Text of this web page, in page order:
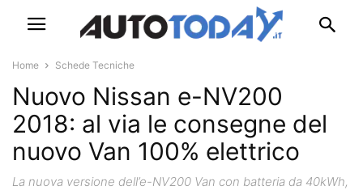
Home Schede Tecniche
Nuovo Nissan e-NV200
2018: al via le consegne del
nuovo Van 100% elettrico
La nuova versione dell’e-NV200 Van con batteria da 40kWh,